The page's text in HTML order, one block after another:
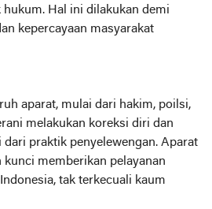
hukum. Hal ini dilakukan demi
kepercayaan masyarakat
aparat, mulai dari hakim, poilsi,
melakukan koreksi diri dan
praktik penyelewengan. Aparat
memberikan pelayanan
tak terkecuali kaum